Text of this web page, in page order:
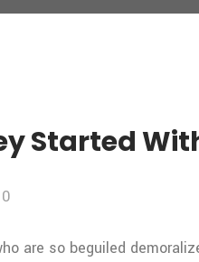
Started
are so beguiled